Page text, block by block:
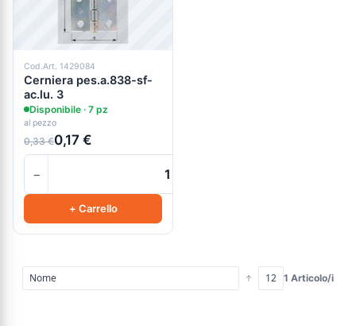
Cod.Art. 1429084
Cerniera pes.a.838-sf-
ac.lu. 3
Disponibile · 7 pz
al pezzo
0,33 €0,17 €
−
+ Carrello
1 Articolo/i